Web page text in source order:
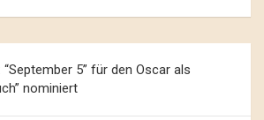
5” für den Oscar als
nominiert